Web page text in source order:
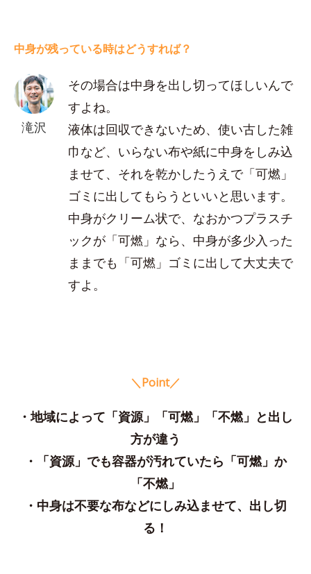
中身が残っている時はどうすれば？
滝沢
その場合は中身を出し切ってほしいんで
すよね。
液体は回収できないため、使い古した雑
巾など、いらない布や紙に中身をしみ込
ませて、それを乾かしたうえで「可燃」
ゴミに出してもらうといいと思います。
中身がクリーム状で、なおかつプラスチ
ックが「可燃」なら、中身が多少入った
ままでも「可燃」ゴミに出して大丈夫で
すよ。
＼Point／
・地域によって「資源」「可燃」「不燃」と出し
方が違う
・「資源」でも容器が汚れていたら「可燃」か
「不燃」
・中身は不要な布などにしみ込ませて、出し切
る！